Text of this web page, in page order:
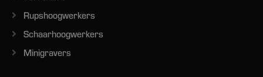
Rupshoogwerkers
Schaarhoogwerkers
Minigravers